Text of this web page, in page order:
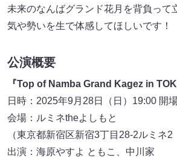
未来のなんばグランド花月を背負って
気や勢いを生で体感してほしいです！
公演概要
『Top of Namba Grand Kagez in
日時：2025年9月28日（日）19:00 開
会場：ルミネtheよしもと
（東京都新宿区新宿3丁目28-2ルミ
出演：海原やすよ ともこ、中川家